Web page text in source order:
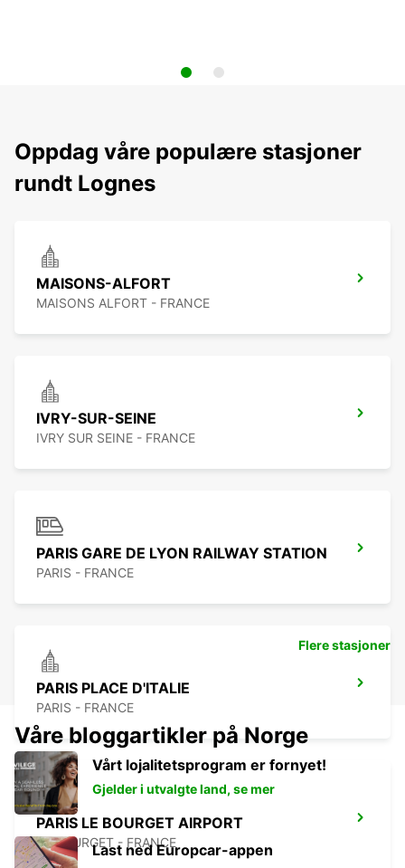
Oppdag våre populære stasjoner
rundt Lognes
MAISONS-ALFORT
MAISONS ALFORT - FRANCE
IVRY-SUR-SEINE
IVRY SUR SEINE - FRANCE
PARIS GARE DE LYON RAILWAY STATION
PARIS - FRANCE
PARIS PLACE D'ITALIE
PARIS - FRANCE
PARIS LE BOURGET AIRPORT
LE BOURGET - FRANCE
Flere stasjoner
Våre bloggartikler på Norge
Vårt lojalitetsprogram er fornyet!
Gjelder i utvalgte land, se mer
Last ned Europcar-appen